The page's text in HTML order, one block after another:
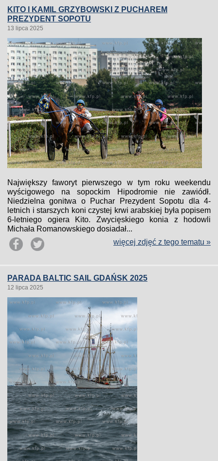
KITO I KAMIL GRZYBOWSKI Z PUCHAREM
PREZYDENT SOPOTU
13 lipca 2025
Największy faworyt pierwszego w tym roku weekendu
wyścigowego na sopockim Hipodromie nie zawiódł.
Niedzielna gonitwa o Puchar Prezydent Sopotu dla 4-
letnich i starszych koni czystej krwi arabskiej była popisem
6-letniego ogiera Kito. Zwycięskiego konia z hodowli
Michała Romanowskiego dosiadał...
więcej zdjęć z tego tematu »
PARADA BALTIC SAIL GDAŃSK 2025
12 lipca 2025